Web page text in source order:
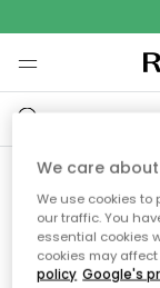
Vi
We care
We use cookies
our traffic. You
essential cookies
cookies may
policy Google's